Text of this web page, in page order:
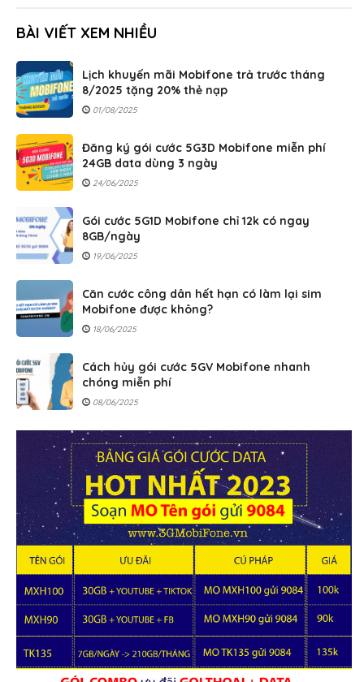
BÀI VIẾT XEM NHIỀU
Lịch khuyến mãi Mobifone trả trước tháng
8/2025 tặng 20% thẻ nạp
01/08/2025
Đăng ký gói cước 5G3D Mobifone miễn phí
24GB data dùng 3 ngày
24/06/2025
Gói cước 5G1D Mobifone chỉ 12k có ngay
8GB/ngày
19/06/2025
Căn cước công dân hết hạn có làm lại sim
Mobifone được không?
18/06/2025
Cách hủy gói cước 5GV Mobifone nhanh
chóng miễn phí
08/06/2025